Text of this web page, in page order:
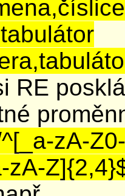
RE
zA-
zA-